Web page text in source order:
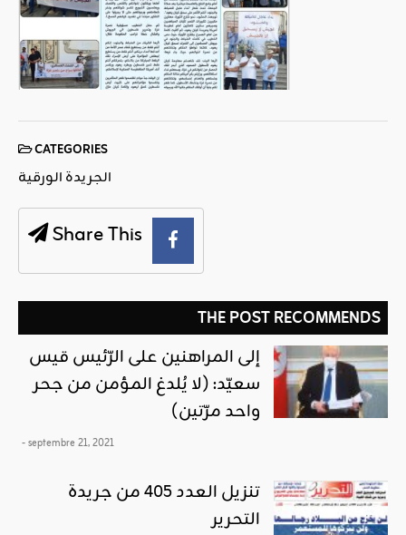
CATEGORIES
الجريدة الورقية
Share This
THE POST RECOMMENDS
إلى المراهنين على الرّئيس قيس
سعيّد: (لا يُلدغ المؤمن من جحر
واحد مرّتين)
- septembre 21, 2021
تنزيل العدد 405 من جريدة
التحرير